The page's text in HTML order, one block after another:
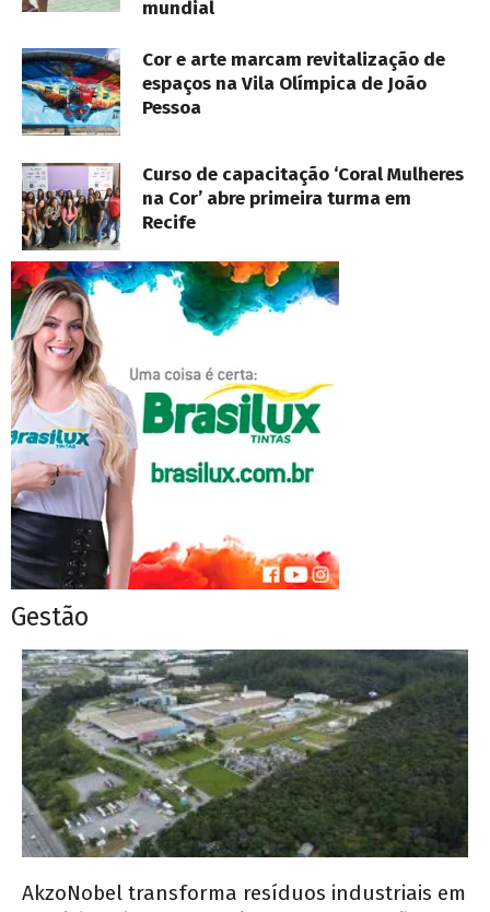
mundial
Cor e arte marcam revitalização de
espaços na Vila Olímpica de João
Pessoa
Curso de capacitação ‘Coral Mulheres
na Cor’ abre primeira turma em
Recife
Gestão
AkzoNobel transforma resíduos industriais em